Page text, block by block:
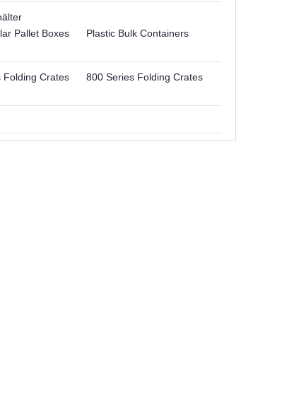
Pallet Boxes
Plastic Bulk Containers
Folding Crates
800 Series Folding Crates